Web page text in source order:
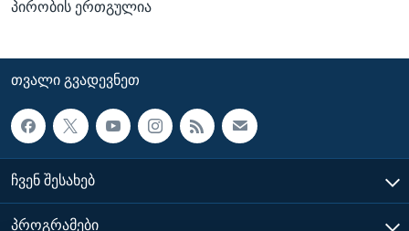
პირობის ერთგულია
ᲗᲕᲐᲚᲘ ᲒᲕᲐᲓᲔᲕᲜᲔᲗ
ᲩᲕᲔᲜ ᲨᲔᲡᲐᲮᲔᲑ
ᲞᲠᲝᲒᲠᲐᲛᲔᲑᲘ